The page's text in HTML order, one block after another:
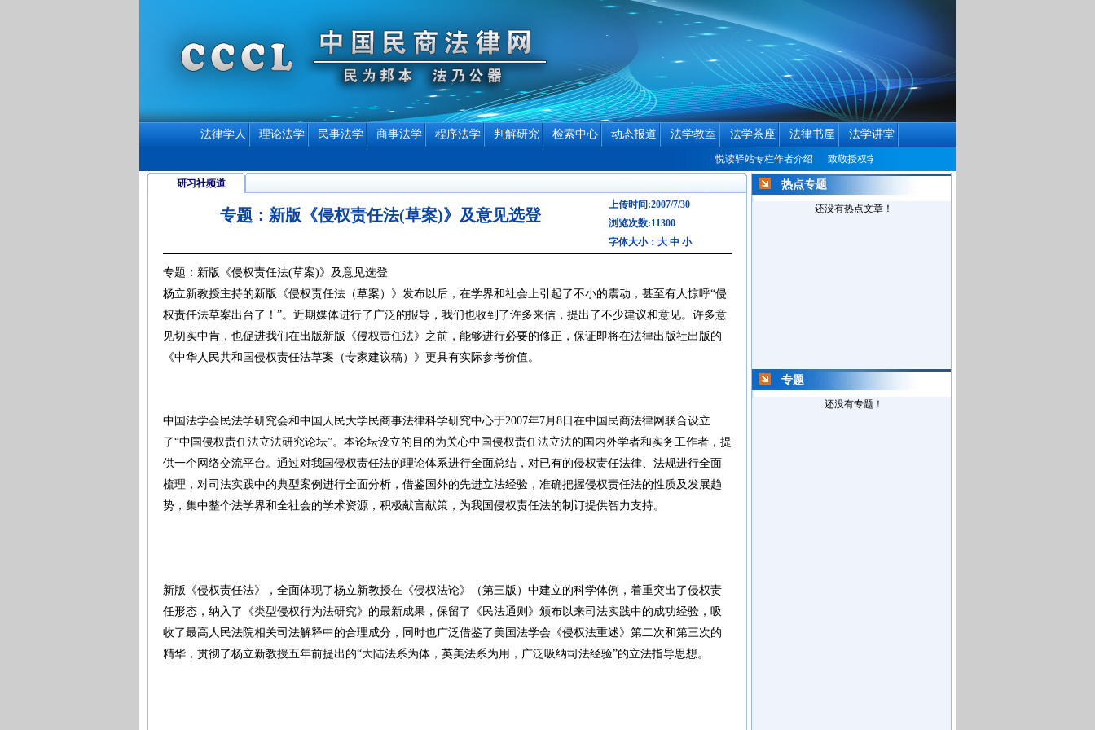
法律学人 理论法学 民事法学 商事法学 程序法学 判解研究 检索中心 动态报道 法学教室 法学茶座 法律书屋 法学讲堂
悦读驿站专栏作者介绍 致敬授权学者
研习社频道
专题：新版《侵权责任法(草案)》及意见选登
上传时间:2007/7/30
浏览次数:11300
字体大小： 大 中 小
专题：新版《侵权责任法(草案)》及意见选登
杨立新教授主持的新版《侵权责任法（草案）》发布以后，在学界和社会上引起了不小的震动，甚至有人惊呼“侵
权责任法草案出台了！”。近期媒体进行了广泛的报导，我们也收到了许多来信，提出了不少建议和意见。许多意
见切实中肯，也促进我们在出版新版《侵权责任法》之前，能够进行必要的修正，保证即将在法律出版社出版的
《中华人民共和国侵权责任法草案（专家建议稿）》更具有实际参考价值。
中国法学会民法学研究会和中国人民大学民商事法律科学研究中心于2007年7月8日在中国民商法律网联合设立
了“中国侵权责任法立法研究论坛”。本论坛设立的目的为关心中国侵权责任法立法的国内外学者和实务工作者，提
供一个网络交流平台。通过对我国侵权责任法的理论体系进行全面总结，对已有的侵权责任法律、法规进行全面
梳理，对司法实践中的典型案例进行全面分析，借鉴国外的先进立法经验，准确把握侵权责任法的性质及发展趋
势，集中整个法学界和全社会的学术资源，积极献言献策，为我国侵权责任法的制订提供智力支持。
新版《侵权责任法》，全面体现了杨立新教授在《侵权法论》（第三版）中建立的科学体例，着重突出了侵权责
任形态，纳入了《类型侵权行为法研究》的最新成果，保留了《民法通则》颁布以来司法实践中的成功经验，吸
收了最高人民法院相关司法解释中的合理成分，同时也广泛借鉴了美国法学会《侵权法重述》第二次和第三次的
精华，贯彻了杨立新教授五年前提出的“大陆法系为体，英美法系为用，广泛吸纳司法经验”的立法指导思想。
热点专题
还没有热点文章！
专题
还没有专题！